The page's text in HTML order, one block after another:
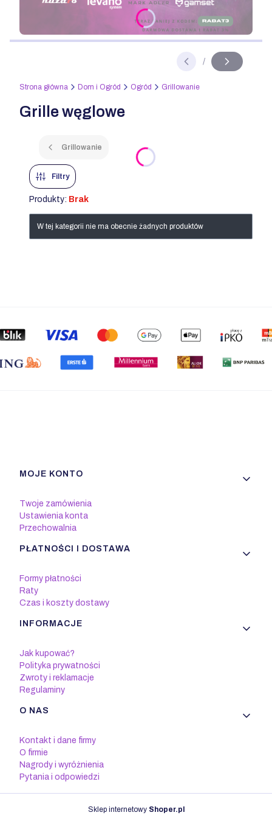
Naciśnij Enter lub spację, aby otworzyć stronę.
Slajd
/
z
Strona główna Dom i Ogród Ogród Grillowanie
Grille węglowe
Grillowanie
Filtry
Produkty: Brak
Lista produktów
W tej kategorii nie ma obecnie żadnych produktów
Linki w stopce
MOJE KONTO
Twoje zamówienia
Ustawienia konta
Przechowalnia
PŁATNOŚCI I DOSTAWA
Formy płatności
Raty
Czas i koszty dostawy
INFORMACJE
Jak kupować?
Polityka prywatności
Zwroty i reklamacje
Regulaminy
O NAS
Kontakt i dane firmy
O firmie
Nagrody i wyróżnienia
Pytania i odpowiedzi
Sklep internetowy Shoper.pl